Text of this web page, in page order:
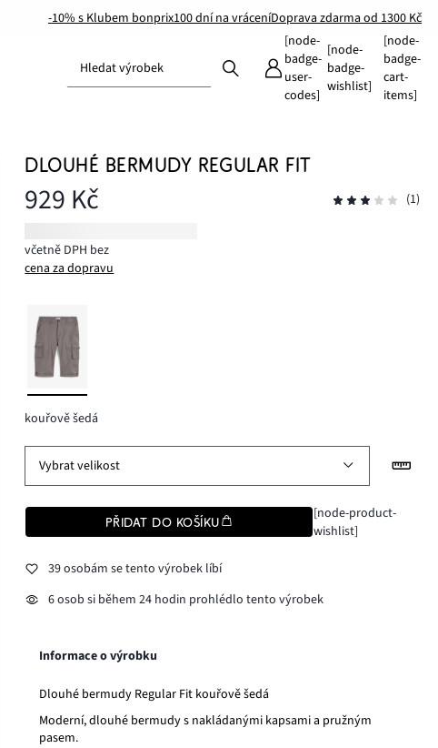
-10% s Klubem bonprix100 dní na vráceníDoprava zdarma od 1300 Kč
Hledat výrobek
[node-
badge-
user-
codes]
[node-
badge-
wishlist]
[node-
badge-
cart-
items]
DLOUHÉ BERMUDY REGULAR FIT
929 Kč (1)
včetně DPH bez
cena za dopravu
kouřově šedá
Vybrat velikost
PŘIDAT DO KOŠÍKU
[node-product-
wishlist]
39 osobám se tento výrobek líbí
6 osob si během 24 hodin prohlédlo tento výrobek
Informace o výrobku
Dlouhé bermudy Regular Fit kouřově šedá
Moderní, dlouhé bermudy s nakládanými kapsami a pružným
pasem.